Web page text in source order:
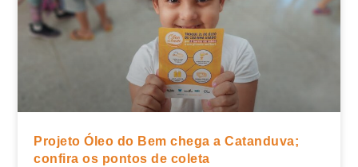
Projeto Óleo do Bem chega a Catanduva;
confira os pontos de coleta